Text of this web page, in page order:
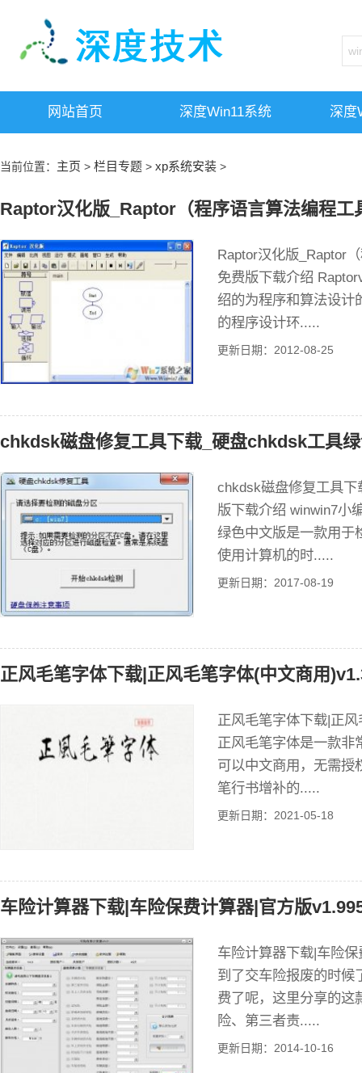
网站首页 深度win11系统 深度
当前位置： 主页 > 栏目专题 > xp系统安装 >
Raptor汉化版_Raptor（程序语言算法编程工
Raptor汉化版_Raptor
免费版下载介绍
绍的为程序和算法设计
的程序设计环.....
更新日期：2012-08-25
chkdsk磁盘修复工具下载_硬盘chkdsk工具
chkdsk磁盘修复工具
版下载介绍 winwin7小
绿色中文版是一款用于
使用计算机的时.....
更新日期：2017-08-19
正风毛笔字体下载|正风毛笔字体(中文商用
正风毛笔字体下载|正
正风毛笔字体是一款非
可以中文商用，无需授
笔行书增补的.....
更新日期：2021-05-18
车险计算器下载|车险保费计算器|官方版
车险计算器下载|车险
到了交车险报废的时候
费了呢，这里分享的这
险、第三者责.....
更新日期：2014-10-16